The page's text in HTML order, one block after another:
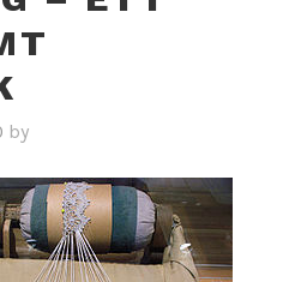
by